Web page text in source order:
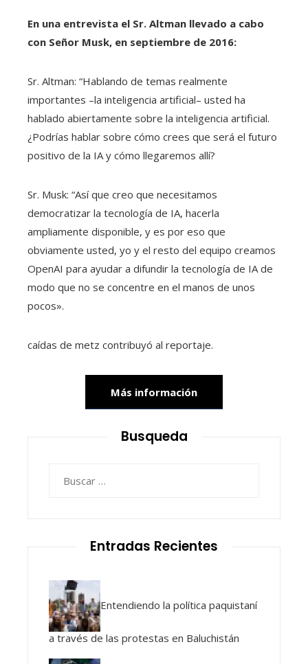
En una entrevista el Sr. Altman llevado a cabo
con Señor Musk, en septiembre de 2016:
Sr. Altman: “Hablando de temas realmente
importantes –la inteligencia artificial– usted ha
hablado abiertamente sobre la inteligencia artificial.
¿Podrías hablar sobre cómo crees que será el futuro
positivo de la IA y cómo llegaremos allí?
Sr. Musk: “Así que creo que necesitamos
democratizar la tecnología de IA, hacerla
ampliamente disponible, y es por eso que
obviamente usted, yo y el resto del equipo creamos
OpenAI para ayudar a difundir la tecnología de IA de
modo que no se concentre en el manos de unos
pocos».
caídas de metz contribuyó al reportaje.
Más información
Busqueda
Entradas Recientes
Entendiendo la política paquistaní
a través de las protestas en Baluchistán